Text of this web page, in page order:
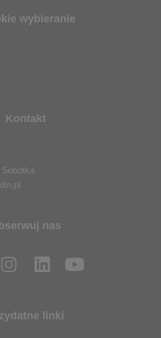
wybieranie
Kontakt
nas
I
n
t
L
i
k
Y
linki